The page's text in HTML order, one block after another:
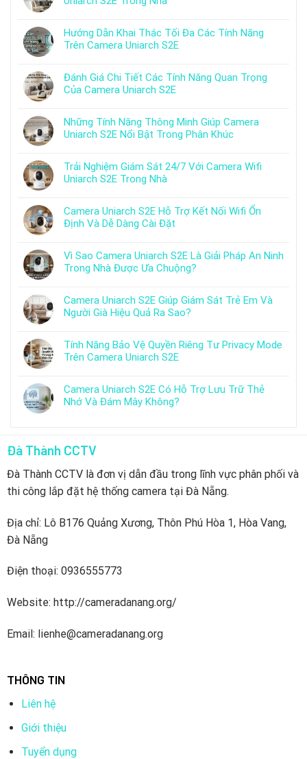
Hướng Dẫn Khai Thác Tối Đa Các Tính Năng
Trên Camera Uniarch S2E
Đánh Giá Chi Tiết Các Tính Năng Quan Trọng
Của Camera Uniarch S2E
Những Tính Năng Thông Minh Giúp Camera
Uniarch S2E Nổi Bật Trong Phân Khúc
Trải Nghiệm Giám Sát 24/7 Với Camera Wifi
Uniarch S2E Trong Nhà
Camera Uniarch S2E Hỗ Trợ Kết Nối Wifi Ổn
Định Và Dễ Dàng Cài Đặt
Vì Sao Camera Uniarch S2E Là Giải Pháp An Ninh
Trong Nhà Được Ưa Chuộng?
Camera Uniarch S2E Giúp Giám Sát Trẻ Em Và
Người Già Hiệu Quả Ra Sao?
Tính Năng Bảo Vệ Quyền Riêng Tư Privacy Mode
Trên Camera Uniarch S2E
Camera Uniarch S2E Có Hỗ Trợ Lưu Trữ Thẻ
Nhớ Và Đám Mây Không?
Đà Thành CCTV
Đà Thành CCTV là đơn vị dẫn đầu trong lĩnh vực phân phối và
thi công lắp đặt hệ thống camera tại Đà Nẵng.
Địa chỉ: Lô B176 Quảng Xương, Thôn Phú Hòa 1, Hòa Vang,
Đà Nẵng
Điện thoại: 0936555773
Website: http://cameradanang.org/
Email: lienhe@cameradanang.org
THÔNG TIN
Liên hệ
Giới thiệu
Tuyển dụng